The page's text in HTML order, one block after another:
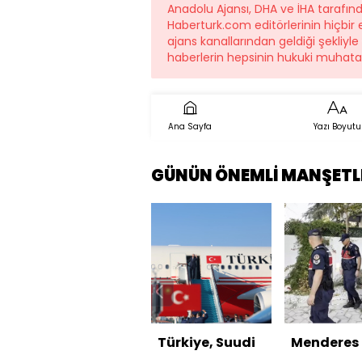
Anadolu Ajansı, DHA ve İHA
Haberturk.com editörlerinin
ajans kanallarından geldiği
haberlerin hepsinin hukuki
Ana Sayfa Yazı Boyutu
GÜNÜN ÖNEMLİ
Türkiye, Suudi
Menderes